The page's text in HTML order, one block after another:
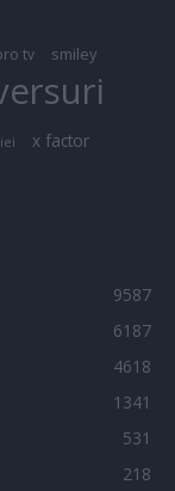
tv smiley
x factor
9587
6187
4618
1341
531
218